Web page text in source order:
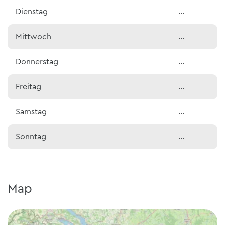
Dienstag …
Mittwoch …
Donnerstag …
Freitag …
Samstag …
Sonntag …
Map